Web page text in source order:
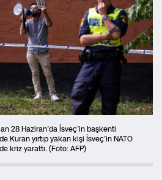
28 Haziran’da İsveç’in başkenti
Kuran yırtıp yakan kişi İsveç’in NATO
kriz yarattı. (Foto: AFP)